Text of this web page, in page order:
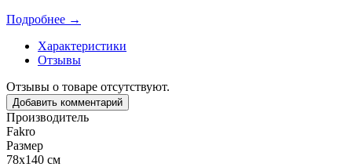
Подробнее →
Характеристики
Отзывы
Отзывы о товаре отсутствуют.
Добавить комментарий
Производитель
Fakro
Размер
78х140 см